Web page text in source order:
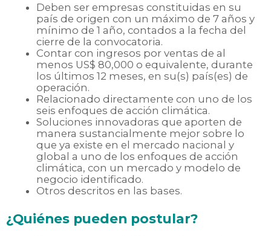
Deben ser empresas constituidas en su
país de origen con un máximo de 7 años y
mínimo de 1 año, contados a la fecha del
cierre de la convocatoria.
Contar con ingresos por ventas de al
menos US$ 80,000 o equivalente, durante
los últimos 12 meses, en su(s) país(es) de
operación.
Relacionadodirectamentecon uno de los
seis enfoques de acción climática.
Soluciones innovadoras que aporten de
manera sustancialmente mejor sobre lo
que ya existe en el mercado nacional y
global a uno de los enfoques de acción
climática, con un mercado y modelo de
negocio identificado.
Otros descritos en las bases.
¿Quiénes pueden postular?